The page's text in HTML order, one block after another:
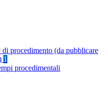
procedimento (da pubblicare
1
procedimentali